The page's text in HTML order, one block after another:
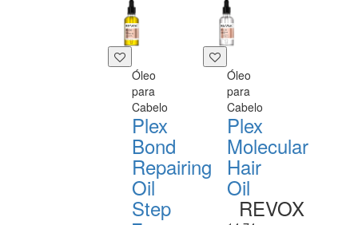
Óleo
para
Cabelo
Plex
Bond
Repairing
Oil
Step
Óleo
para
Cabelo
Plex
Molecular
Hair
Oil
REVOX